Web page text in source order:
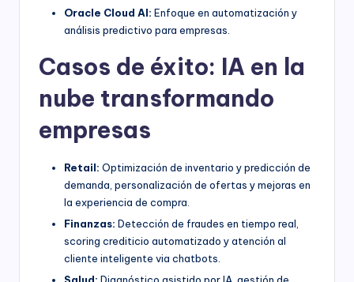
Oracle Cloud AI: Enfoque en automatización y
análisis predictivo para empresas.
Casos de éxito: IA en la
nube transformando
empresas
Retail: Optimización de inventario y predicción de
demanda, personalización de ofertas y mejoras en
la experiencia de compra.
Finanzas: Detección de fraudes en tiempo real,
scoring crediticio automatizado y atención al
cliente inteligente via chatbots.